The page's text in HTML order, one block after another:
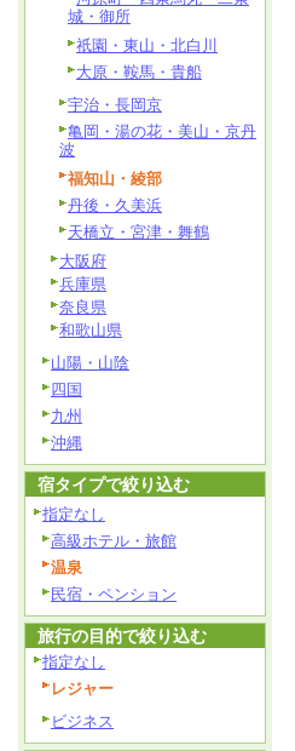
城・御所
祇園・東山・北白川
大原・鞍馬・貴船
宇治・長岡京
亀岡・湯の花・美山・京丹
波
福知山・綾部
丹後・久美浜
天橋立・宮津・舞鶴
大阪府
兵庫県
奈良県
和歌山県
山陽・山陰
四国
九州
沖縄
宿タイプで絞り込む
指定なし
高級ホテル・旅館
温泉
民宿・ペンション
旅行の目的で絞り込む
指定なし
レジャー
ビジネス